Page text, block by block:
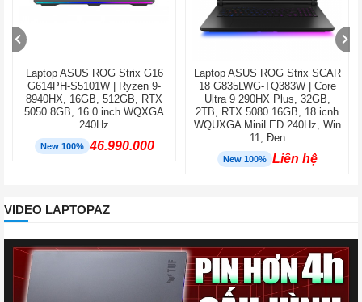
Laptop ASUS ROG Strix G16
G614PH-S5101W | Ryzen 9-
8940HX, 16GB, 512GB, RTX
5050 8GB, 16.0 inch WQXGA
240Hz
New 100% 46.990.000
Laptop ASUS ROG Strix SCAR
18 G835LWG-TQ383W | Core
Ultra 9 290HX Plus, 32GB,
2TB, RTX 5080 16GB, 18 icnh
WQUXGA MiniLED 240Hz, Win
11, Đen
New 100% Liên hệ
VIDEO LAPTOPAZ